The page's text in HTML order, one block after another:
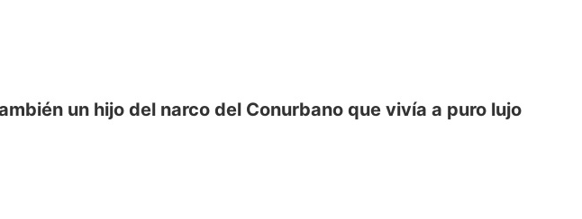
un hijo del narco del Conurbano que vivía a puro lujo